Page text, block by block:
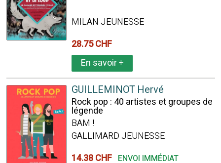
MILAN JEUNESSE
28.75 CHF
En savoir+
GUILLEMINOT Hervé
Rock pop : 40 artistes et groupes de
légende
BAM !
GALLIMARD JEUNESSE
14.38 CHF ENVOI IMMÉDIAT